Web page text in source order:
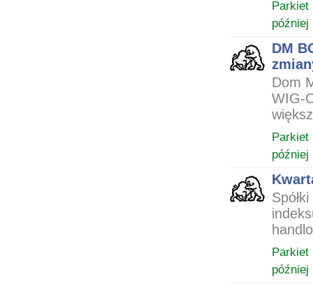
Parkiet
później
DM
Dom
WIG-
Parkiet
później
Parkiet
później